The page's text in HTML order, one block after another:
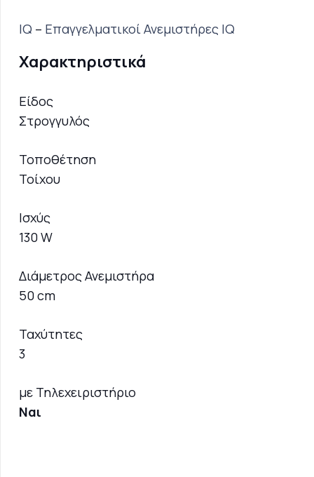
IQ – Επαγγελματικοί Ανεμιστήρες IQ
Χαρακτηριστικά
Είδος
Στρογγυλός
Τοποθέτηση
Τοίχου
Ισχύς
130 W
Διάμετρος Ανεμιστήρα
50 cm
Ταχύτητες
3
με Τηλεχειριστήριο
Ναι